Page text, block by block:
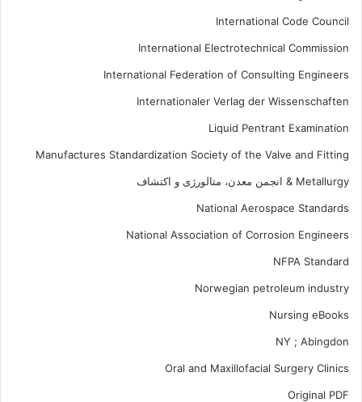
International Code Council
International Electrotechnical Commission
International Federation of Consulting Engineers
Internationaler Verlag der Wissenschaften
Liquid Pentrant Examination
Manufactures Standardization Society of the Valve and Fitting
Metallurgy & انجمن معدن، متالورژی و اکتشاف
National Aerospace Standards
National Association of Corrosion Engineers
NFPA Standard
Norwegian petroleum industry
Nursing eBooks
NY ; Abingdon
Oral and Maxillofacial Surgery Clinics
Original PDF